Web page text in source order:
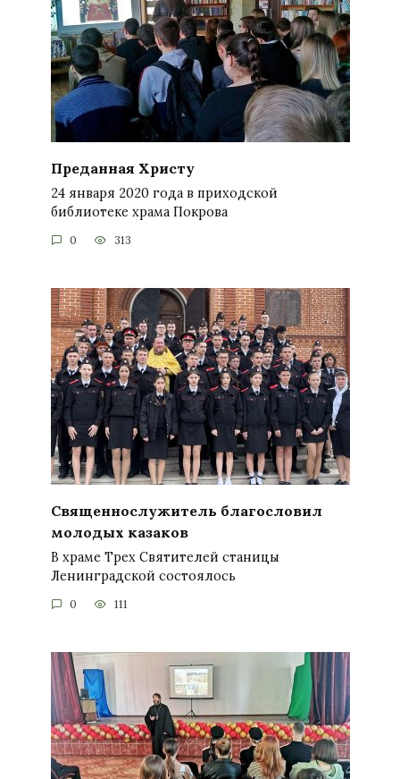
Преданная Христу
24 января 2020 года в приходской
библиотеке храма Покрова
0 313
Священнослужитель благословил
молодых казаков
В храме Трех Святителей станицы
Ленинградской состоялось
0 111